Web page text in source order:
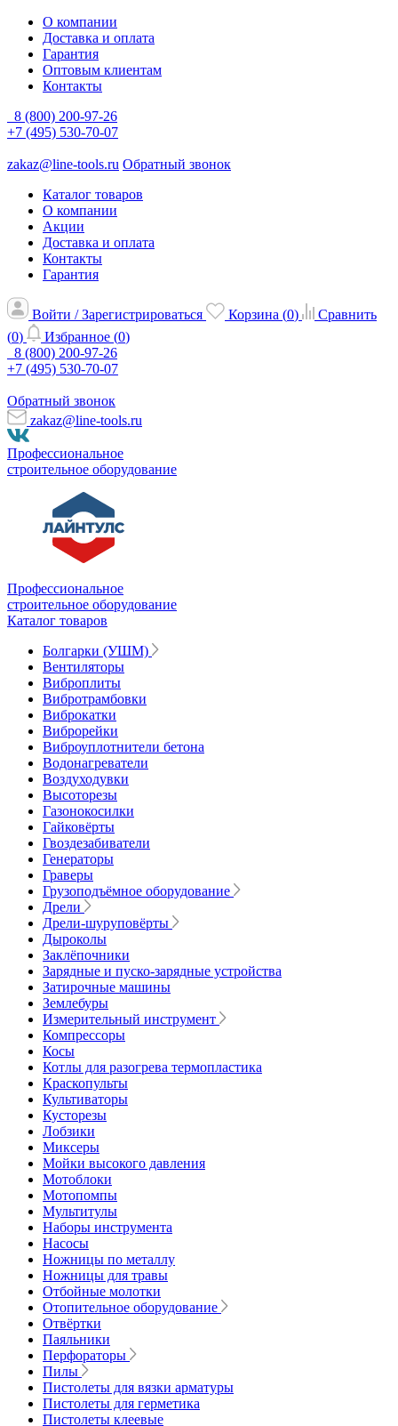
О компании
Доставка и оплата
Гарантия
Оптовым клиентам
Контакты
8 (800) 200-97-26
+7 (495) 530-70-07
zakaz@line-tools.ru Обратный звонок
Каталог товаров
О компании
Акции
Доставка и оплата
Контакты
Гарантия
Войти / Зарегистрироваться Корзина (0)
Сравнить
(0) Избранное (0)
8 (800) 200-97-26
+7 (495) 530-70-07
Обратный звонок
zakaz@line-tools.ru
Профессиональное
строительное оборудование
Профессиональное
строительное оборудование
Каталог товаров
Болгарки (УШМ)
Вентиляторы
Виброплиты
Вибротрамбовки
Виброкатки
Виброрейки
Виброуплотнители бетона
Водонагреватели
Воздуходувки
Высоторезы
Газонокосилки
Гайковёрты
Гвоздезабиватели
Генераторы
Граверы
Грузоподъёмное оборудование
Дрели
Дрели-шуруповёрты
Дыроколы
Заклёпочники
Зарядные и пуско-зарядные устройства
Затирочные машины
Землебуры
Измерительный инструмент
Компрессоры
Косы
Котлы для разогрева термопластика
Краскопульты
Культиваторы
Кусторезы
Лобзики
Миксеры
Мойки высокого давления
Мотоблоки
Мотопомпы
Мультитулы
Наборы инструмента
Насосы
Ножницы по металлу
Ножницы для травы
Отбойные молотки
Отопительное оборудование
Отвёртки
Паяльники
Перфораторы
Пилы
Пистолеты для вязки арматуры
Пистолеты для герметика
Пистолеты клеевые